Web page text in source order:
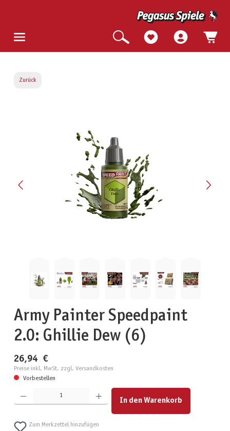
Zurück
Army Painter Speedpaint
2.0: Ghillie Dew (6)
26,94 €
Preise inkl. MwSt. zzgl. Versandkosten
Vorbestellen
Produkt Anzahl: Gib den gewünschten Wert ein oder benutze die Schaltflächen um die Anzahl zu
In den Warenkorb
Zum Merkzettel hinzufügen